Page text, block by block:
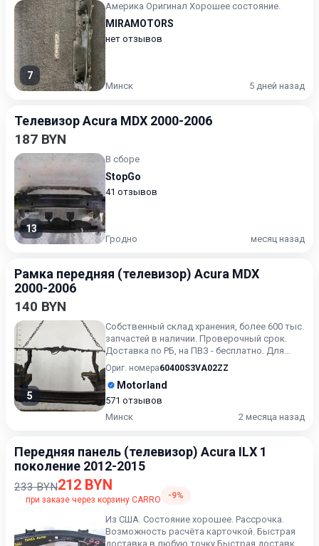
7
Америка Оригинал Хорошее состояние.
MIRAMOTORS
нет отзывов
Минск 5 дней назад
Телевизор Acura MDX 2000-2006
187 BYN
13
В сборе
StopGo
41 отзывов
Гродно месяц назад
Рамка передняя (телевизор) Acura MDX
2000-2006
140 BYN
5
Собственный склад хранения, более 600 тыс.
запчастей в наличии. Проверочный срок.
Доставка по РБ, на ПВЗ - бесплатно. Для
получения актуальн...
Ориг. номера60400S3VA02ZZ
Motorland
571 отзывов
Минск
2 месяца назад
Передняя панель (телевизор) Acura ILX 1
поколение 2012-2015
233 BYN212 BYN
при заказе через корзину CARRO -9%
Из США. Состояние хорошее. Рассрочка.
Возможность расчёта карточкой. Быстрая
доставка в любую точку.Быстрая доставка